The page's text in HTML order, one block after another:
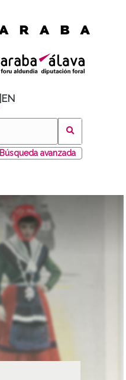
EN
Búsqueda avanzada